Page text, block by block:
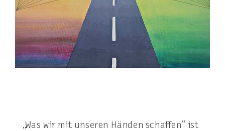
„Was wir mit unseren Händen schaffen“ ist